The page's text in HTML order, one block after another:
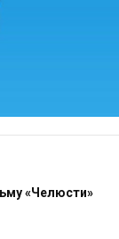
«Челюсти»